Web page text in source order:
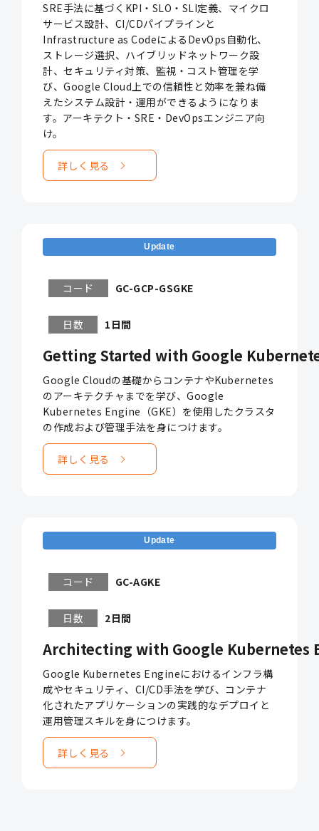
SRE手法に基づくKPI・SLO・SLI定義、マイクロ
サービス設計、CI/CDパイプラインと
Infrastructure as CodeによるDevOps自動化、
ストレージ選択、ハイブリッドネットワーク設
計、セキュリティ対策、監視・コスト管理を学
び、Google Cloud上での信頼性と効率を兼ね備
えたシステム設計・運用ができるようになりま
す。アーキテクト・SRE・DevOpsエンジニア向
け。
詳しく見る
コード GC-GCP-GSGKE
日数 1日間
Getting Started with Google
Google Cloudの基礎からコンテナやKubernetes
のアーキテクチャまでを学び、Google
Kubernetes Engine（GKE）を使用したクラスタ
の作成および管理手法を身につけます。
Update
詳しく見る
コード GC-AGKE
日数 2日間
Architecting with Google Kubernetes
Google Kubernetes Engineにおけるインフラ構
成やセキュリティ、CI/CD手法を学び、コンテナ
化されたアプリケーションの実践的なデプロイと
運用管理スキルを身につけます。
Update
詳しく見る